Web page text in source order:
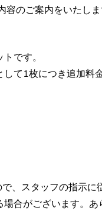
容のご案内をいたしま
です。
て1枚につき追加料
スタッフの指示に
合がございます。あ